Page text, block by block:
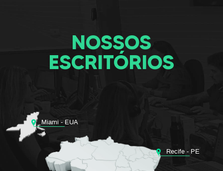
NOSSOS
ESCRITÓRIOS
Miami - EUA
Recife - PE